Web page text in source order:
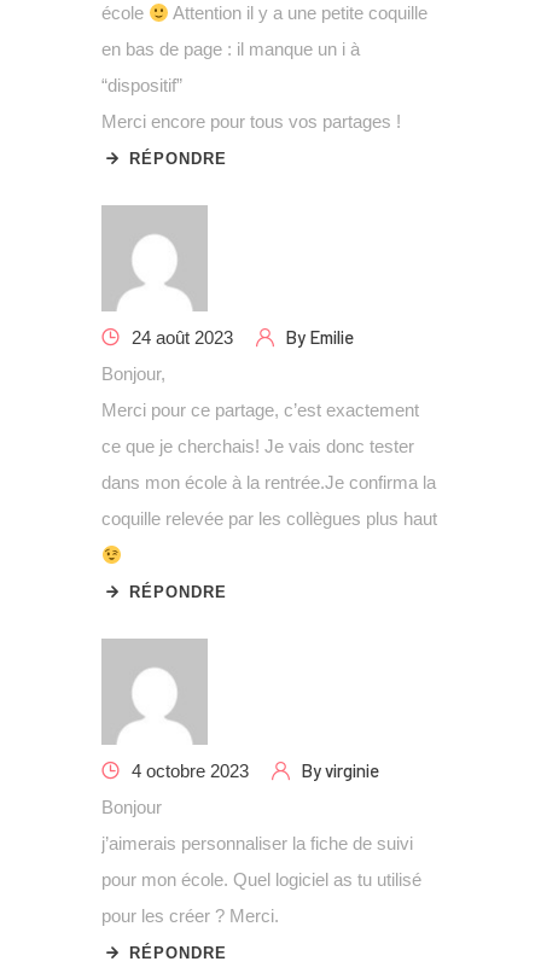
école
Attention il y a une petite coquille
en bas de page : il manque un i à
“dispositif”
Merci encore pour tous vos partages !
RÉPONDRE
24 août 2023 By Emilie
Bonjour,
Merci pour ce partage, c’est exactement
ce que je cherchais! Je vais donc tester
dans mon école à la rentrée.Je confirma la
coquille relevée par les collègues plus haut
RÉPONDRE
4 octobre 2023 Byvirginie
Bonjour
j’aimerais personnaliser la fiche de suivi
pour mon école. Quel logiciel as tu utilisé
pour les créer ? Merci.
RÉPONDRE